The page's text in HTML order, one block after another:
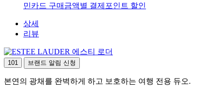
민카드 구매금액별 결제포인트 할인
상세
리뷰
에스티 로더
101 브랜드 알림 신청
본연의 광채를 완벽하게 하고 보호하는 여행 전용 듀오.